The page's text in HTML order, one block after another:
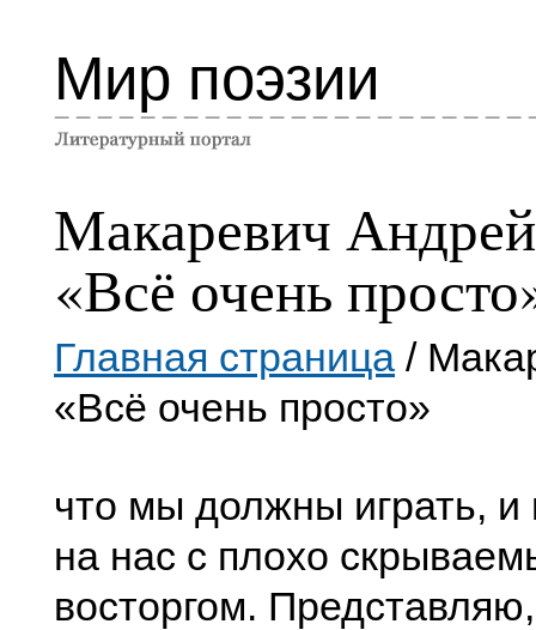
Мир поэзии
Макаревич Андрей
«Всё очень
Главная страница /
«Всё очень просто»
что мы должны игpать, и
на наc c плохо
воcтоpгом.